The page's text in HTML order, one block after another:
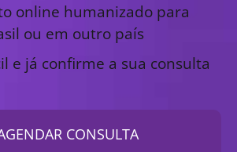
online humanizado para
ou em outro país
e já confirme a sua consulta
CONSULTA